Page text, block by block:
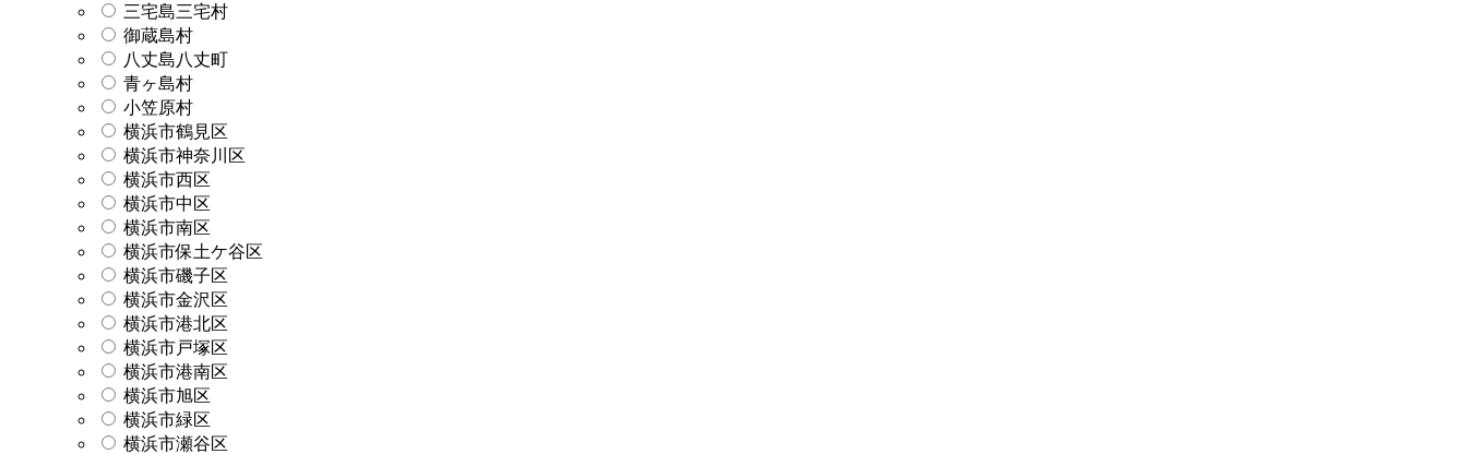
三宅島三宅村
御蔵島村
八丈島八丈町
青ヶ島村
小笠原村
横浜市鶴見区
横浜市神奈川区
横浜市西区
横浜市中区
横浜市南区
横浜市保土ケ谷区
横浜市磯子区
横浜市金沢区
横浜市港北区
横浜市戸塚区
横浜市港南区
横浜市旭区
横浜市緑区
横浜市瀬谷区